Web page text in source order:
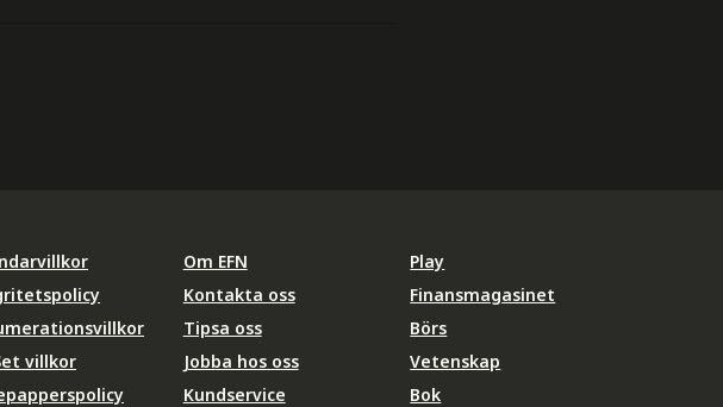
villkor
Om EFN
Kontakta oss
Tipsa oss
Jobba hos oss
Kundservice
Play
Finansmagasinet
Börs
Vetenskap
Bok